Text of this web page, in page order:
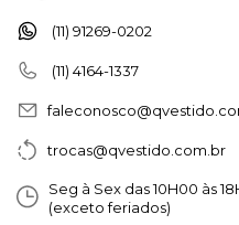
(11) 91269-0202
(11) 4164-1337
trocas@qvestido.com.br
Seg à Sex das 10H00 às
(exceto feriados)